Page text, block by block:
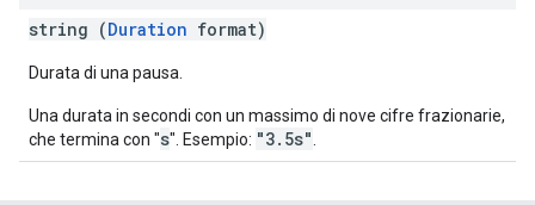
string (Duration format)
Durata di una pausa.
Una durata in secondi con un massimo di nove cifre frazionarie,
che termina con "s". Esempio: "3.5s"